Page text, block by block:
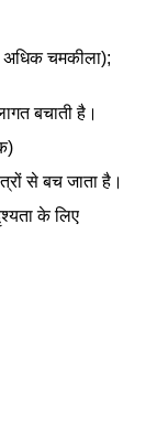
चमकीला);
बचाती है।
से बच जाता है।
के लिए